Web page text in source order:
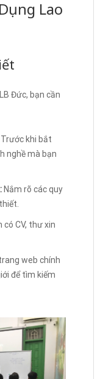
Lao
Đức, bạn cần
Trước khi bắt
nghề mà bạn
Nắm rõ các quy
có CV, thư xin
web chính
để tìm kiếm